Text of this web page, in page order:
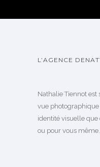
L’AGENCE
Nathalie Tiennot est
vue
identité visuelle que
ou pour vous même.